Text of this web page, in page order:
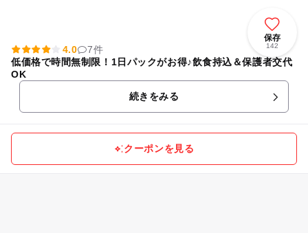
保存
142
4.0
7件
低価格で時間無制限！1日パックがお得♪飲食持込＆保護者交代
OK
続きをみる
クーポンを見る